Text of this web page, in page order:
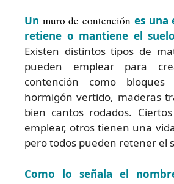
Un muro de contención es una
retiene o mantiene el
Existen distintos tipos de
pueden emplear para
contención como
hormigón vertido, maderas
bien cantos rodados.
emplear, otros tienen una
pero todos pueden retener el
Como lo señala el